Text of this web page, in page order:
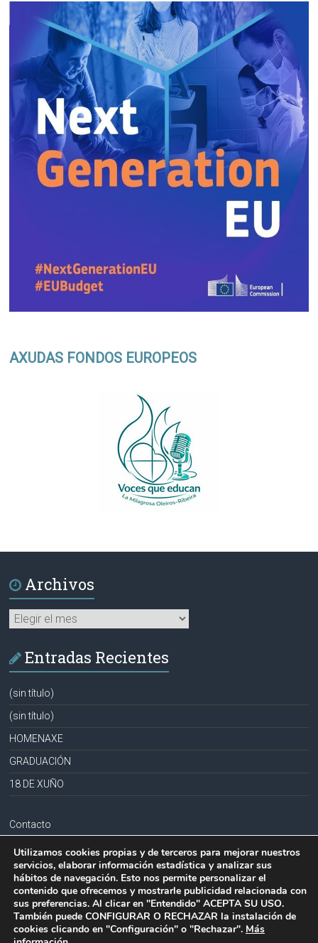
AXUDAS FONDOS EUROPEOS
Archivos
Archivos
Entradas Recientes
(sin título)
(sin título)
HOMENAXE
GRADUACIÓN
18 DE XUÑO
Contacto
Aviso legal
Política de privacidad
Política de cookies
Utilizamos cookies propias y de terceros para mejorar nuestros
servicios, elaborar información estadística y analizar sus
hábitos de navegación. Esto nos permite personalizar el
contenido que ofrecemos y mostrarle publicidad relacionada con
sus preferencias. Al clicar en "Entendido" ACEPTA SU USO.
También puede CONFIGURAR O RECHAZAR la instalación de
cookies clicando en "Configuración" o "Rechazar". Más